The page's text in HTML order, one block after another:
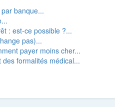
banque...
: est-ce possible ?...
pas)...
payer moins cher...
formalités médical...